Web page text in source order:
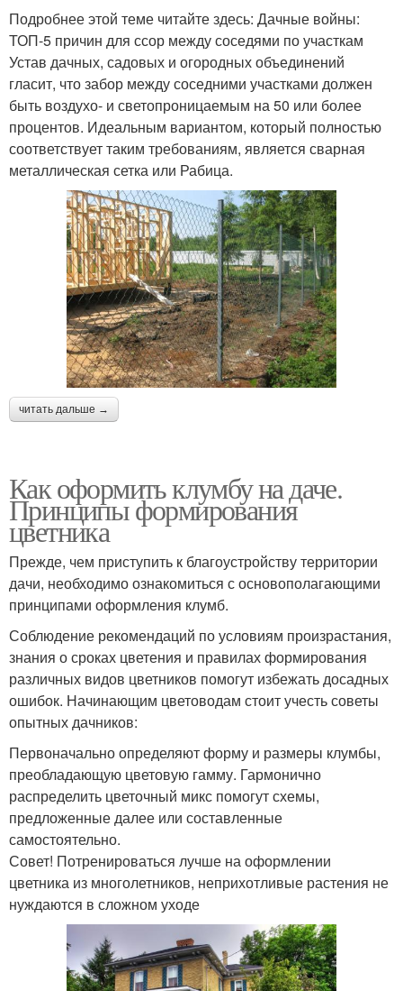
Подробнее этой теме читайте здесь: Дачные войны:
ТОП-5 причин для ссор между соседями по участкам
Устав дачных, садовых и огородных объединений
гласит, что забор между соседними участками должен
быть воздухо- и светопроницаемым на 50 или более
процентов. Идеальным вариантом, который полностью
соответствует таким требованиям, является сварная
металлическая сетка или Рабица.
читать дальше →
Как оформить клумбу на даче.
Принципы формирования
цветника
Прежде, чем приступить к благоустройству территории
дачи, необходимо ознакомиться с основополагающими
принципами оформления клумб.
Соблюдение рекомендаций по условиям произрастания,
знания о сроках цветения и правилах формирования
различных видов цветников помогут избежать досадных
ошибок. Начинающим цветоводам стоит учесть советы
опытных дачников:
Первоначально определяют форму и размеры клумбы,
преобладающую цветовую гамму. Гармонично
распределить цветочный микс помогут схемы,
предложенные далее или составленные
самостоятельно.
​Совет! Потренироваться лучше на оформлении
цветника из многолетников, неприхотливые растения не
нуждаются в сложном уходе